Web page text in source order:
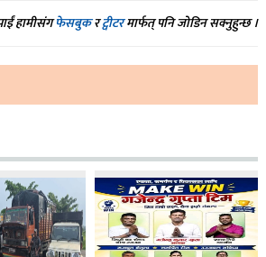
हामीसंगफेसबुकरट्वीटरमार्फत् पनि जोडिन सक्नुहुन्छ ।